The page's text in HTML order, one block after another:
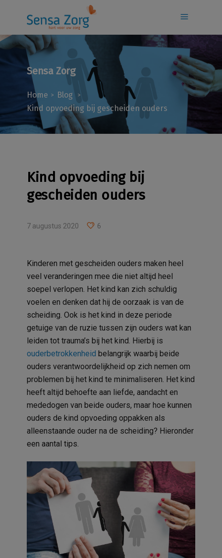
Sensa Zorg
Home > Blog >
Kind opvoeding bij gescheiden ouders
Kind opvoeding bij
gescheiden ouders
7 augustus 2020 6
Kinderen met gescheiden ouders maken heel
veel veranderingen mee die niet altijd heel
soepel verlopen. Het kind kan zich schuldig
voelen en denken dat hij de oorzaak is van de
scheiding. Ook is het kind in deze periode
getuige van de ruzie tussen zijn ouders wat kan
leiden tot trauma’s bij het kind. Hierbij is
ouderbetrokkenheid belangrijk waarbij beide
ouders verantwoordelijkheid op zich nemen om
problemen bij het kind te minimaliseren. Het kind
heeft altijd behoefte aan liefde, aandacht en
mededogen van beide ouders, maar hoe kunnen
ouders de kind opvoeding oppakken als
alleenstaande ouder na de scheiding? Hieronder
een aantal tips.